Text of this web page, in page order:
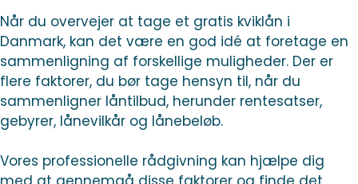
Når du overvejer at tage et gratis kviklån i
Danmark, kan det være en god idé at foretage en
sammenligning af forskellige muligheder. Der er
flere faktorer, du bør tage hensyn til, når du
sammenligner låntilbud, herunder rentesatser,
gebyrer, lånevilkår og lånebeløb.
Vores professionelle rådgivning kan hjælpe dig